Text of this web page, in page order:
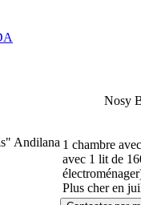
Nosy
Andilana 1 chambre
avec 1 lit de
Plus cher en